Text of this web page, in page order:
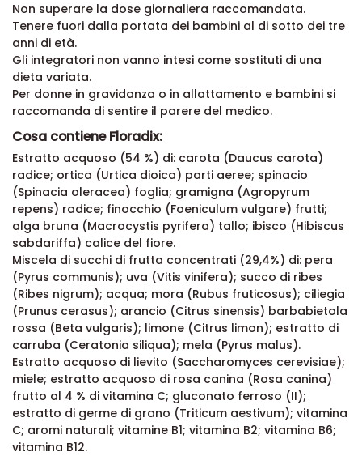
Non superare la dose giornaliera raccomandata.
Tenere fuori dalla portata dei bambini al di sotto dei tre
anni di età.
Gli integratori non vanno intesi come sostituti di una
dieta variata.
Per donne in gravidanza o in allattamento e bambini si
raccomanda di sentire il parere del medico.
Cosa contiene Floradix:
Estratto acquoso (54 %) di: carota (Daucus carota)
radice; ortica (Urtica dioica) parti aeree; spinacio
(Spinacia oleracea) foglia; gramigna (Agropyrum
repens) radice; finocchio (Foeniculum vulgare) frutti;
alga bruna (Macrocystis pyrifera) tallo; ibisco (Hibiscus
sabdariffa) calice del fiore.
Miscela di succhi di frutta concentrati (29,4%) di: pera
(Pyrus communis); uva (Vitis vinifera); succo di ribes
(Ribes nigrum); acqua; mora (Rubus fruticosus); ciliegia
(Prunus cerasus); arancio (Citrus sinensis) barbabietola
rossa (Beta vulgaris); limone (Citrus limon); estratto di
carruba (Ceratonia siliqua); mela (Pyrus malus).
Estratto acquoso di lievito (Saccharomyces cerevisiae);
miele; estratto acquoso di rosa canina (Rosa canina)
frutto al 4 % di vitamina C; gluconato ferroso (II);
estratto di germe di grano (Triticum aestivum); vitamina
C; aromi naturali; vitamine B1; vitamina B2; vitamina B6;
vitamina B12.